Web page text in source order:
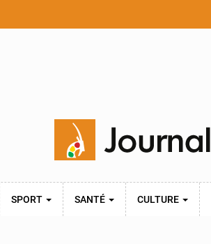
SPORT SANTÉ CULTURE